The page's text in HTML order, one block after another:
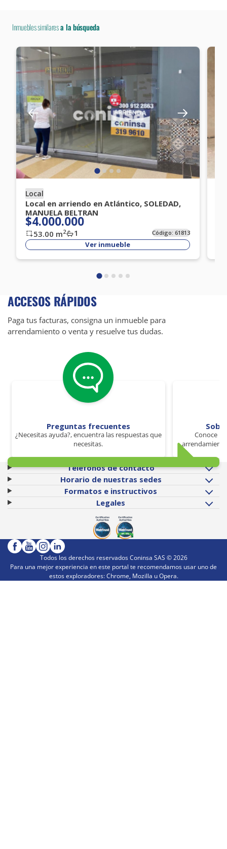
Inmuebles similaresa la búsqueda
Local
Local en arriendo en Atlántico, SOLEDAD,
MANUELA BELTRAN
$4.000.000
53.00 m2 1 Código:61813
Ver inmueble
ACCESOS RÁPIDOS
Paga tus facturas, consigna un inmueble para
arrendamiento o venta y resuelve tus dudas.
Preguntas frecuentes
¿Necesitas ayuda?, encuentra las respuestas que
necesitas.
Conoce
Teléfonos de contacto
Horario de nuestras sedes
Formatos e instructivos
Legales
Todos los derechos reservados Coninsa SAS ©2026
Para una mejor experiencia en este portal te recomendamos usar uno de
estos exploradores: Chrome, Mozilla u Opera.